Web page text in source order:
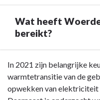
Wat heeft
bereikt?
Terug
naar
navigatie
In 2021 zijn belangrijke
warmtetransitie van de
opwekken van elektriciteit